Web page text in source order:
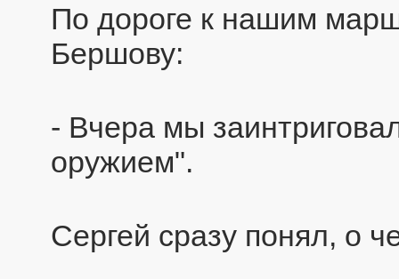
По дороге к нашим
Бершову:
- Вчера мы
оружием".
Сергей сразу понял, о